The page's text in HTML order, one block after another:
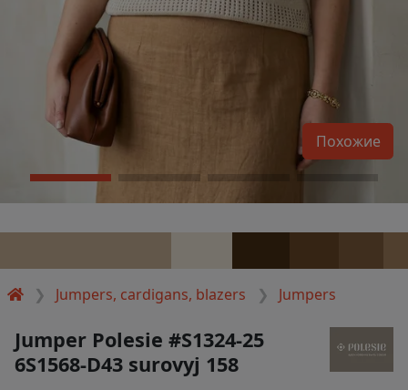
Jumpers, cardigans, blazers Jumpers
Похожие
Jumper Polesie #S1324-25
6S1568-D43 surovyj 158